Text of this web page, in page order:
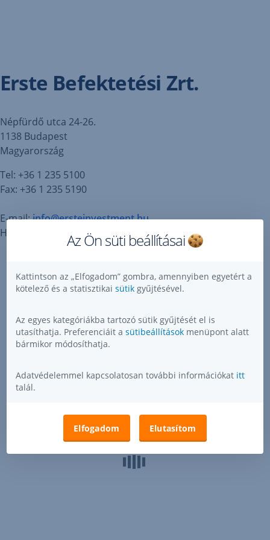
Erste Befektetési Zrt.
Népfürdő utca 24-26.
1138 Budapest
Magyarország
Tel: +36 1 235 5100
Fax: +36 1 235 5190
E-mail:info@ersteinvestment.hu
Honlap:
www.ersteinvestment.hu
Az Ön süti beállításai
Kattintson az „Elfogadom” gombra, amennyiben egyetért a
kötelező és a statisztikai sütik gyűjtésével.
Az egyes kategóriákba tartozó sütik gyűjtését el is
utasíthatja. Preferenciáit a sütibeállítások menüpont alatt
bármikor módosíthatja.
Adatvédelemmel kapcsolatosan további információkat itt
talál.
Elfogadom Elutasítom